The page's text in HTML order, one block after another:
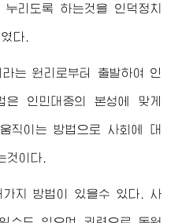
리도록 하는것을 인덕정치
다.
는 원리로부터 출발하여 인
은 인민대중의 본성에 맞게
직이는 방법으로 사회에 대
것이다.
가지 방법이 있을수 있다. 사